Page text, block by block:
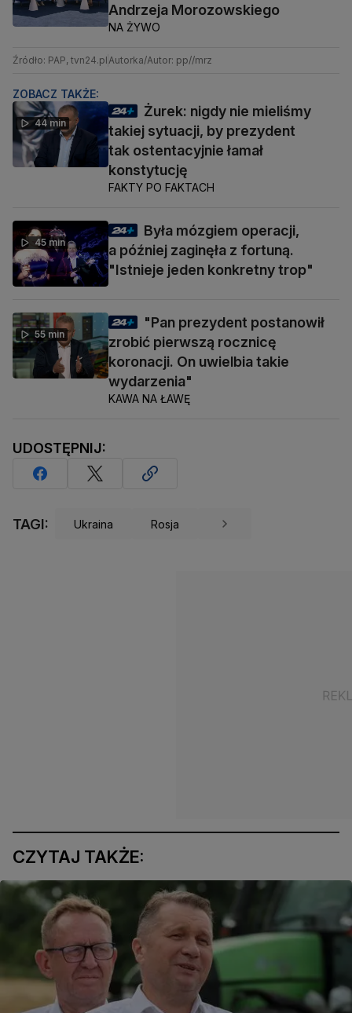
Andrzeja Morozowskiego
NA ŻYWO
Źródło: PAP, tvn24.pl Autorka/Autor: pp//mrz
ZOBACZ TAKŻE:
44 min
Żurek: nigdy nie mieliśmy
takiej sytuacji, by prezydent
tak ostentacyjnie łamał
konstytucję
FAKTY PO FAKTACH
45 min
Była mózgiem operacji,
a później zaginęła z fortuną.
"Istnieje jeden konkretny trop"
55 min
"Pan prezydent postanowił
zrobić pierwszą rocznicę
koronacji. On uwielbia takie
wydarzenia"
KAWA NA ŁAWĘ
UDOSTĘPNIJ:
TAGI: Ukraina Rosja
CZYTAJ TAKŻE: